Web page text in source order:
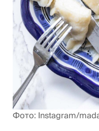
Фото: Instagram/